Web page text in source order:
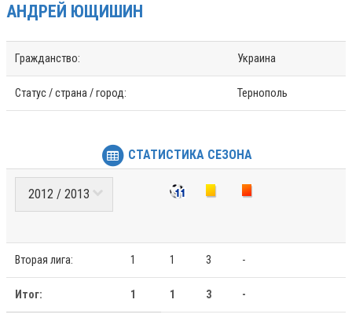
АНДРЕЙ ЮЩИШИН
Гражданство: Украина
Статус / страна / город: Тернополь
СТАТИСТИКА СЕЗОНА
Вторая лига: 1 1 3 -
Итог: 1 1 3 -